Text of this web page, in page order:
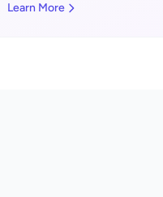
Learn More